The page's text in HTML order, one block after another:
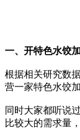
一、开特色水饺
根据相关研究数
营一家特色水饺
同时大家都听说
比较大的需求量